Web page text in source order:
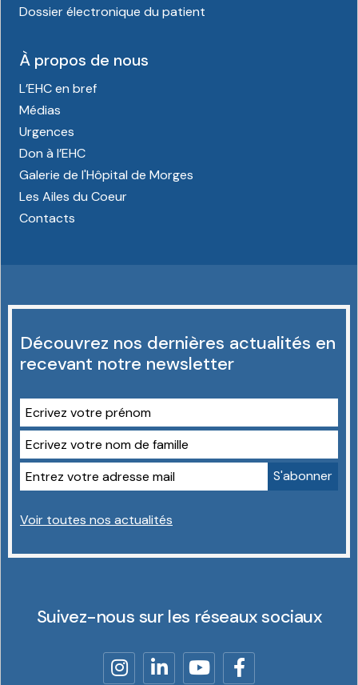
Dossier électronique du patient
À propos de nous
L’EHC en bref
Médias
Urgences
Don à l’EHC
Galerie de l'Hôpital de Morges
Les Ailes du Coeur
Contacts
Découvrez nos dernières actualités en
recevant notre newsletter
Voir toutes nos actualités
Suivez-nous sur les réseaux sociaux